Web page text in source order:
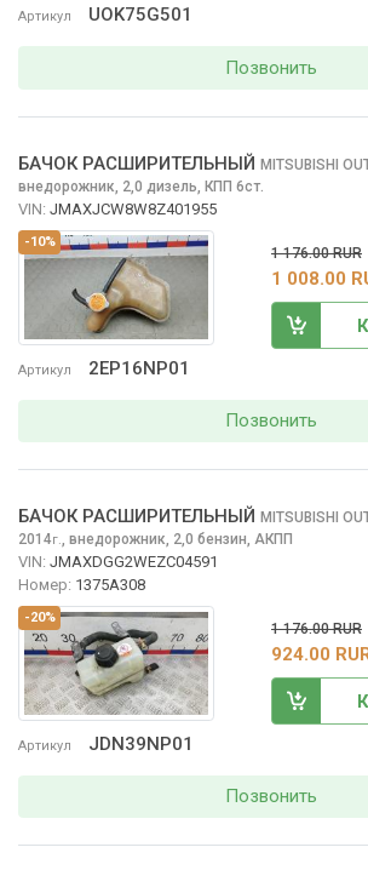
Артикул UOK75G501
Позвонить
-10%
Артикул 2EP16NP01
БАЧОК РАСШИРИТЕЛЬНЫЙ MITSUBISHI
внедорожник, 2,0 дизель, КПП 6ст.
VIN: JMAXJCW8W8Z401955
1 176.00 RUR
1 008.00
Позвонить
-20%
Артикул JDN39NP01
БАЧОК РАСШИРИТЕЛЬНЫЙ MITSUBISHI
2014г., внедорожник, 2,0 бензин, АКПП
VIN: JMAXDGG2WEZC04591
Номер: 1375A308
1 176.00 RUR
924.00
Позвонить